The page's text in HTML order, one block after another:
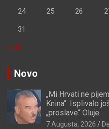
24 25 26
31
« jul
Novo
„Mi Hrvati ne
Knina“: Isplivalo
„proslave“ Oluje
7 Augusta, 2026